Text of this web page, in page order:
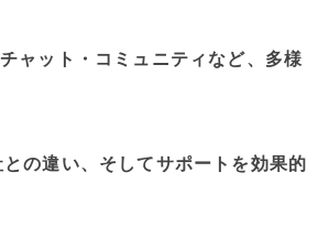
ャット・コミュニティなど、多様
の違い、そしてサポートを効果的